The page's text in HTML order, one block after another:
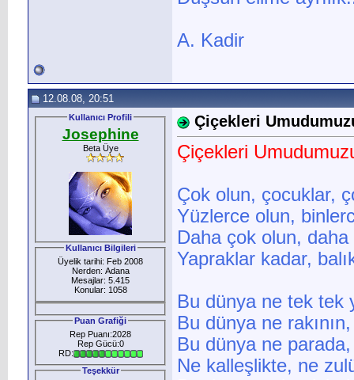
A. Kadir
12.08.08, 20:51
Kullanıcı Profili
Josephine
Beta Üye
Kullanıcı Bilgileri
Üyelik tarihi: Feb 2008
Nerden: Adana
Mesajlar: 5.415
Konular: 1058
Puan Grafiği
Rep Puanı:2028
Rep Gücü:0
RD:
Teşekkür
Çiçekleri
Çiçekleri
Çok olun, çocuklar,
Yüzlerce olun,
Daha çok olun,
Yapraklar kadar,
Bu dünya ne tek tek
Bu dünya ne
Bu dünya ne
Ne kalleşlikte, ne